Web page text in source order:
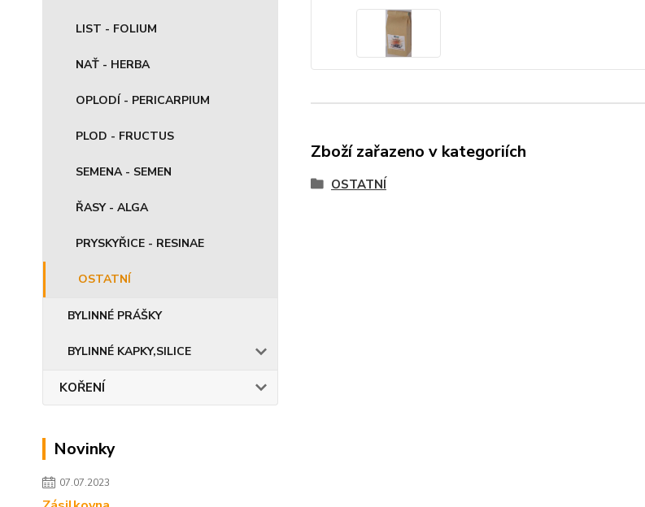
LIST - FOLIUM
NAŤ - HERBA
OPLODÍ - PERICARPIUM
PLOD - FRUCTUS
SEMENA - SEMEN
ŘASY - ALGA
PRYSKYŘICE - RESINAE
OSTATNÍ
BYLINNÉ PRÁŠKY
BYLINNÉ KAPKY,SILICE
KOŘENÍ
Novinky
07.07.2023
Zboží zařazeno v kategoriích
OSTATNÍ